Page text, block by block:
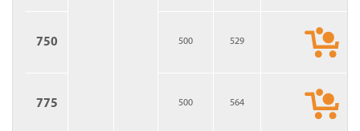
750 500 529
775 500 564